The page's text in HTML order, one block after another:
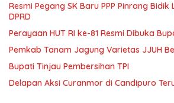
Resmi Pegang SK Baru PPP Pinrang
DPRD
Perayaan HUT RI ke-81 Resmi Dibuka
Pemkab Tanam Jagung Varietas JJUH
Bupati Tinjau Pembersihan TPI
Delapan Aksi Curanmor di Candipuro